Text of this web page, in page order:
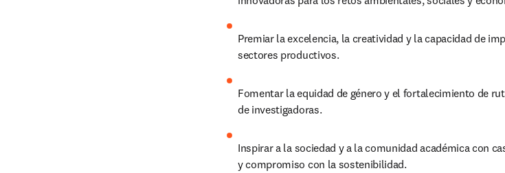
Premiar la excelencia, la creatividad y la capacidad de
sectores productivos.
Fomentar la equidad de género y el fortalecimiento de
de investigadoras.
Inspirar a la sociedad y a la comunidad académica con
y compromiso con la sostenibilidad.